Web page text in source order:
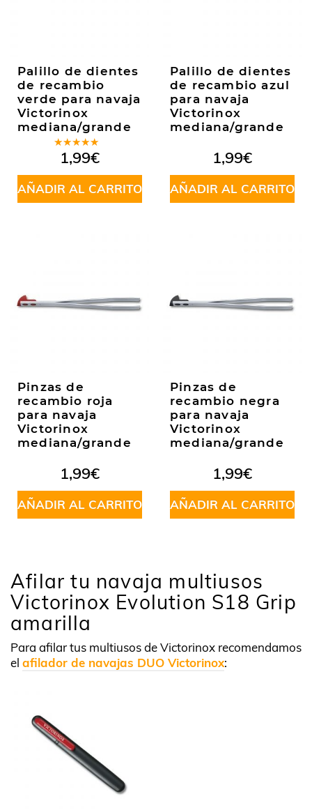
Palillo de dientes
de recambio
verde para navaja
Victorinox
mediana/grande
Valorado
en5.00de
5
1,99€
AÑADIR AL CARRITO
Palillo de dientes
de recambio azul
para navaja
Victorinox
mediana/grande
1,99€
AÑADIR AL CARRITO
Pinzas de
recambio roja
para navaja
Victorinox
mediana/grande
1,99€
AÑADIR AL CARRITO
Pinzas de
recambio negra
para navaja
Victorinox
mediana/grande
1,99€
AÑADIR AL CARRITO
Afilar tu navaja multiusos
Victorinox Evolution S18 Grip
amarilla
Para afilar tus multiusos de Victorinox recomendamos
el afilador de navajas DUO Victorinox: